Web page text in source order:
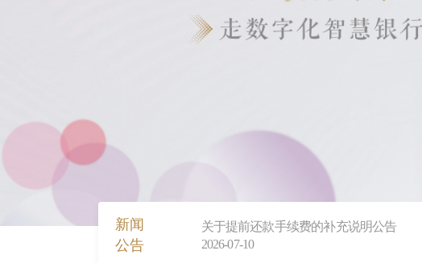
新闻
公告
关于调整部分期限存款挂牌利率的公告
关于提前还款手续费的补充说明公告
2026-07-10